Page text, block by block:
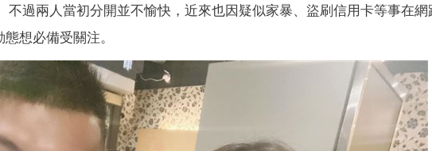
不過兩人當初分開並不愉快，近來也因疑似家暴、盜刷信用卡等事在網
想必備受關注。